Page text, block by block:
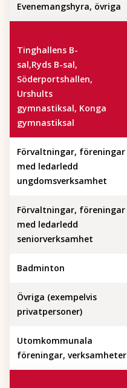
Evenemangshyra, övriga
Tinghallens B-
sal,Ryds B-sal,
Söderportshallen,
Urshults
gymnastiksal, Konga
gymnastiksal
Förvaltningar, föreningar
med ledarledd
ungdomsverksamhet
Förvaltningar, föreningar
med ledarledd
seniorverksamhet
Badminton
Övriga (exempelvis
privatpersoner)
Utomkommunala
föreningar, verksamheter